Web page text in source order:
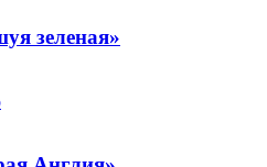
зеленая»